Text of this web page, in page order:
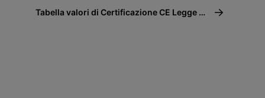
Tabella valori di Certificazione CE Legge 10